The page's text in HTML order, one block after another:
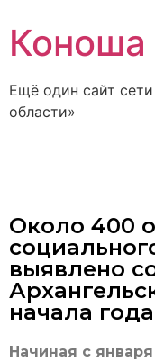
Коноша
Ещё один сайт
области»
Около 400
выявлено
начала года
Начиная с